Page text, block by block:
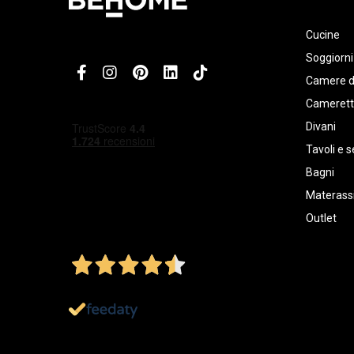
Cucine
Soggiorni
Camere
Divani
Tavoli e
Bagni
Outlet